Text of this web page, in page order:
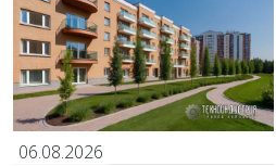
06.08.2026